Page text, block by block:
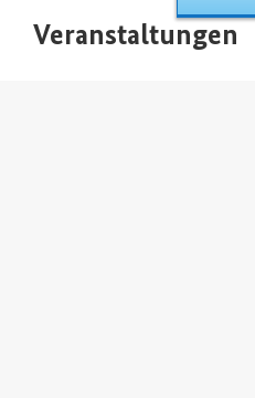
Veranstaltungen